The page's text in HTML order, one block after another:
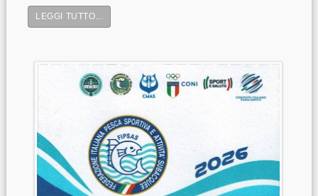
LEGGI TUTTO...